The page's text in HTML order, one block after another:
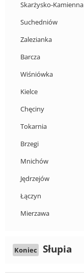
Skarżysko-Kamienna
Suchedniów
Zalezianka
Barcza
Wiśniówka
Kielce
Chęciny
Tokarnia
Brzegi
Mnichów
Jędrzejów
Łączyn
Mierzawa
Koniec Słupia